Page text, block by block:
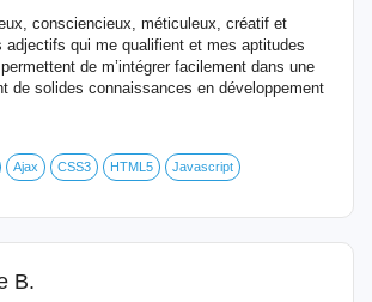
consciencieux, méticuleux, créatif et
adjectifs qui me qualifient et mes aptitudes
de m’intégrer facilement dans une
de solides connaissances en développement
Ajax CSS3 HTML5 Javascript
B.